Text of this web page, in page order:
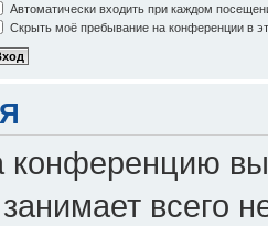
Автоматически входить при каждом
Скрыть моё пребывание на конференции в
конференцию
всего